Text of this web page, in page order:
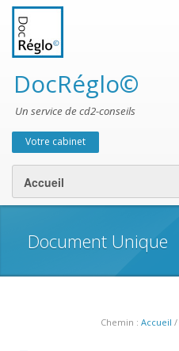
DocRéglo©
Un service de cd2-conseils
Menu secondaire
Votre cabinet
Document Unique
Chemin : Accueil /